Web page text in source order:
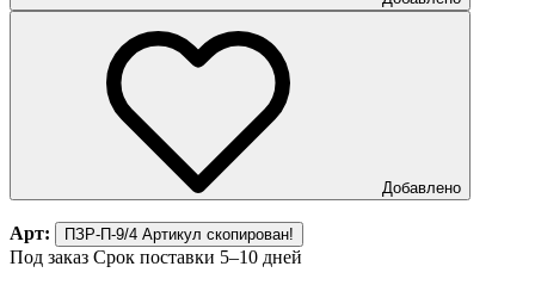
Добавлено
Арт: ПЗР-П-9/4 Артикул скопирован!
Под заказ Срок поставки 5–10 дней